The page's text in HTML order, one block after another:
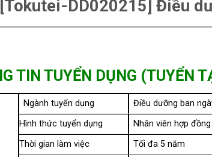
[Tokutei-DD020215] Điều
TIN TUYỂN DỤNG (TUYỂN
Ngành tuyển dụng
Điều dưỡng ban
Hình thức tuyển dụng
Nhân viên hợp đồng
Thời gian làm việc
Tối đa 5 năm